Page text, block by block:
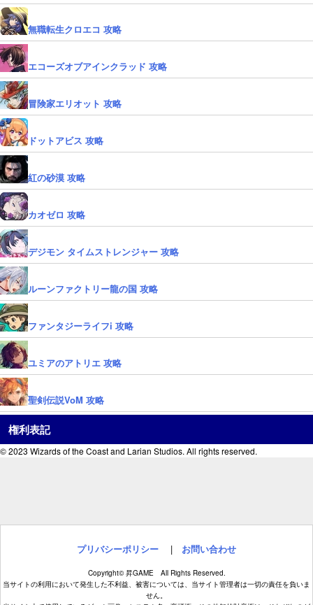
無職転生クロエコ 攻略
エコーズオブアインクラッド 攻略
冒険家エリオット 攻略
ドットアビス 攻略
紅の砂漠 攻略
カオゼロ 攻略
デジモン タイムストレンジャー 攻略
ルーンファクトリー龍の国 攻略
ファンタジーライフi 攻略
ユミアのアトリエ 攻略
聖剣伝説VoM 攻略
権利表記
© 2023 Wizards of the Coast and Larian Studios. All rights reserved.
プリバシーポリシー | お問い合わせ
Copyright© 昇GAME All Rights Reserved.
当サイトの利用において発生した不利益、被害については、当サイト管理者は一切の責任を負いま
せん。